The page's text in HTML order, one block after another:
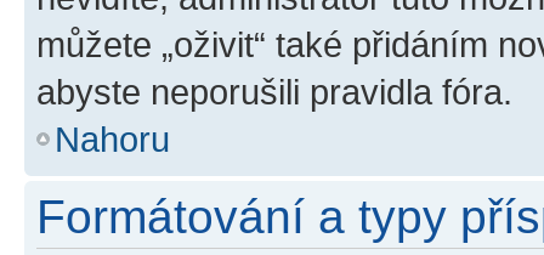
můžete „oživit“ také přidáním
abyste neporušili pravidla fóra.
Nahoru
Formátování a typy